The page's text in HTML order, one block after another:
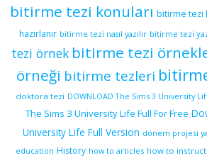
bitirme tezi konuları bitirme tezi
hazırlanır bitirme tezi nasıl yazılır bitirme tezi
tezi örnek bitirme tezi
örneği bitirme tezleri
doktora tezi DOWNLOAD The Sims 3 University
The Sims 3 University Life Full For Free
University Life Full Version dönem projesi
education History how to articles how to